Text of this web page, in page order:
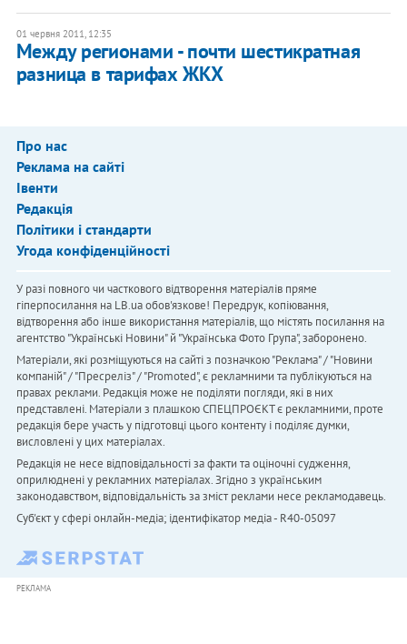
01 червня 2011, 12:35
Между регионами - почти шестикратная
разница в тарифах ЖКХ
Про нас
Реклама на сайті
Івенти
Редакція
Політики і стандарти
Угода конфіденційності
У разі повного чи часткового відтворення матеріалів пряме
гіперпосилання на LB.ua обов'язкове! Передрук, копіювання,
відтворення або інше використання матеріалів, що містять посилання на
агентство "Українськi Новини" й "Українська Фото Група", заборонено.
Матеріали, які розміщуються на сайті з позначкою "Реклама" / "Новини
компаній" / "Пресреліз" / "Promoted", є рекламними та публікуються на
правах реклами. Редакція може не поділяти погляди, які в них
представлені. Матеріали з плашкою СПЕЦПРОЄКТ є рекламними, проте
редакція бере участь у підготовці цього контенту і поділяє думки,
висловлені у цих матеріалах.
Редакція не несе відповідальності за факти та оціночні судження,
оприлюднені у рекламних матеріалах. Згідно з українським
законодавством, відповідальність за зміст реклами несе рекламодавець.
Cуб'єкт у сфері онлайн-медіа; ідентифікатор медіа - R40-05097
РЕКЛАМА